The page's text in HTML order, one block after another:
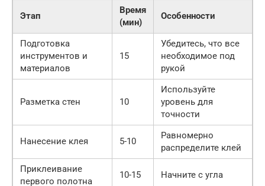
Этап
Время
(мин)
Особенности
Подготовка
инструментов и
материалов
15
Убедитесь, что все
необходимое под
рукой
Разметка стен 10
Используйте
уровень для
точности
Нанесение клея 5-10
Равномерно
распределите клей
Приклеивание
первого полотна
10-15 Начните с угла